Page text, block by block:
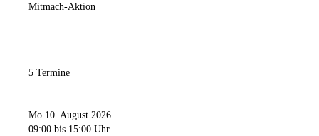
Mitmach-Aktion
5 Termine
Mo 10. August 2026
09:00 bis 15:00 Uhr